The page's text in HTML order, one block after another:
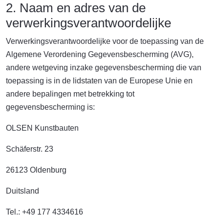
2. Naam en adres van de
verwerkingsverantwoordelijke
Verwerkingsverantwoordelijke voor de toepassing van de
Algemene Verordening Gegevensbescherming (AVG),
andere wetgeving inzake gegevensbescherming die van
toepassing is in de lidstaten van de Europese Unie en
andere bepalingen met betrekking tot
gegevensbescherming is:
OLSEN Kunstbauten
Schäferstr. 23
26123 Oldenburg
Duitsland
Tel.: +49 177 4334616